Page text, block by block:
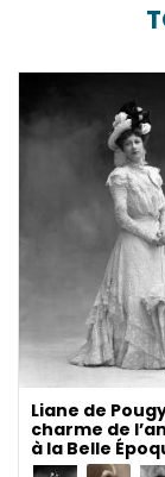
Liane de
charme de
à la Belle